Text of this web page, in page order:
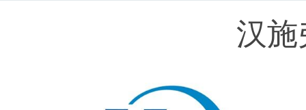
汉施